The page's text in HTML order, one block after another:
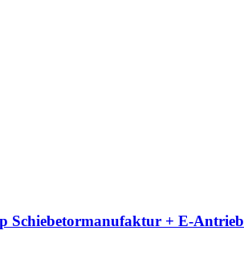
Schiebetormanufaktur + E-Antrieb